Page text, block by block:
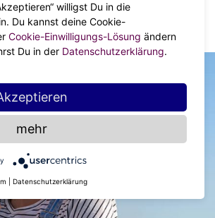
willigst Du in die
Du kannst deine Cookie-
Cookie-Einwilligungs-Lösung ändern
Du in der Datenschutzerklärung.
mehr
Datenschutzerklärung